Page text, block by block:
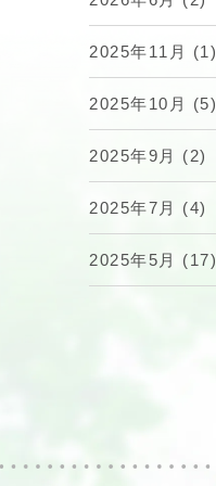
2025年11月 (1)
2025年10月 (5)
2025年9月 (2)
2025年7月 (4)
2025年5月 (17)